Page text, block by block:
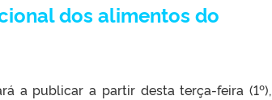
dos alimentos do
a publicar a partir desta terça-feira (1º),